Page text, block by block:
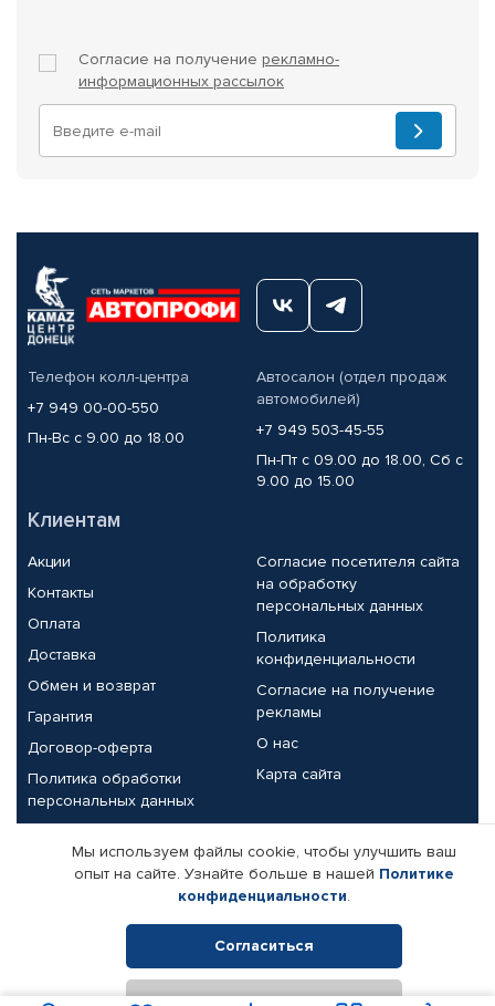
Согласие на получение рекламно-
информационных рассылок
Телефон колл-центра
+7 949 00-00-550
Пн-Вс с 9.00 до 18.00
Автосалон (отдел продаж
автомобилей)
+7 949 503-45-55
Пн-Пт с 09.00 до 18.00, Сб с
9.00 до 15.00
Клиентам
Акции
Контакты
Оплата
Доставка
Обмен и возврат
Гарантия
Договор-оферта
Политика обработки
персональных данных
Согласие посетителя сайта
на обработку
персональных данных
Политика
конфиденциальности
Согласие на получение
рекламы
О нас
Карта сайта
Партнерам
Корпоративным клиентам
Поставщикам
Реквизиты компании
Мы используем файлы cookie, чтобы улучшить ваш
опыт на сайте. Узнайте больше в нашей Политике
конфиденциальности.
Согласиться
Отклонить